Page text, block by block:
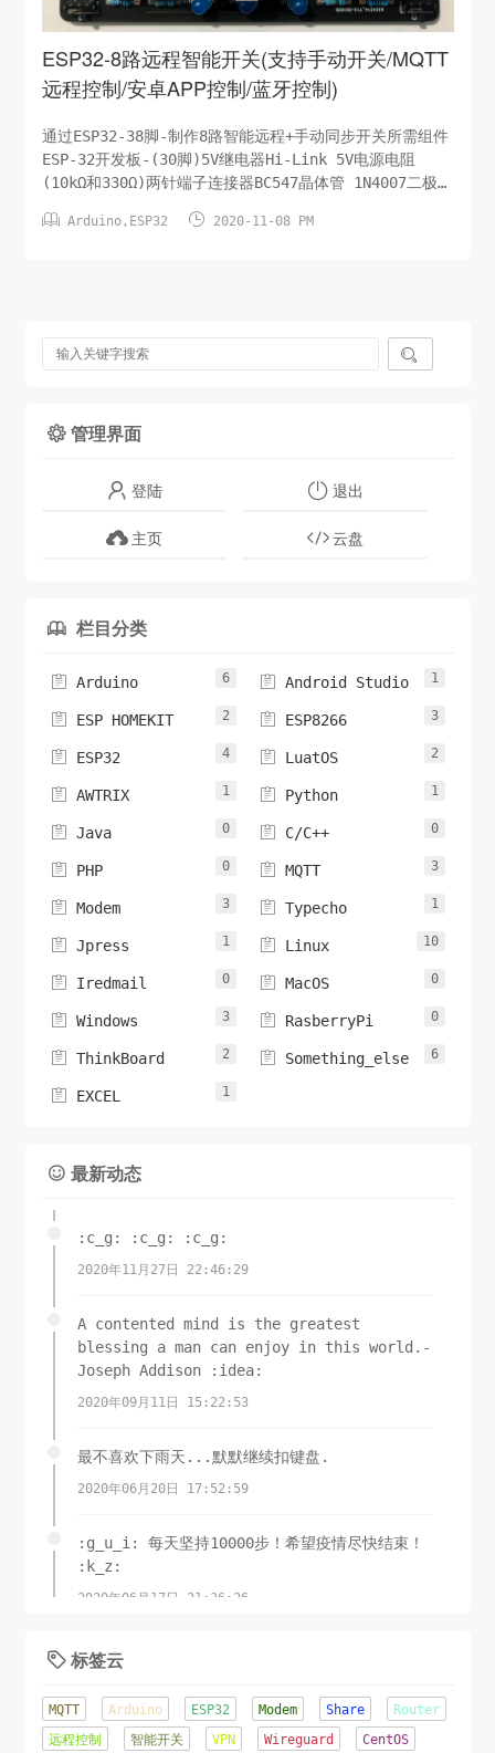
ESP32-8路远程智能开关(支持手动开关/MQTT
远程控制/安卓APP控制/蓝牙控制)
通过ESP32-38脚-制作8路智能远程+手动同步开关所需组件
ESP-32开发板-(30脚)5V继电器Hi-Link 5V电源电阻
(10kΩ和330Ω)两针端子连接器BC547晶体管 1N4007二极管
Code源码此处省略/待分享PCB设计图及分享下载在
 Arduino, ESP32  2020-11-08 PM

 管理界面
登陆 退出
主页 云盘
 栏目分类
 Arduino 6  Android Studio 1
 ESP HOMEKIT 2  ESP8266 3
 ESP32 4  LuatOS 2
 AWTRIX 1  Python 1
 Java 0  C/C++ 0
 PHP 0  MQTT 3
 Modem 3  Typecho 1
 Jpress 1  Linux 10
 Iredmail 0  MacOS 0
 Windows 3  RasberryPi 0
 ThinkBoard 2  Something_else 6
 EXCEL 1
 最新动态
:c_g: :c_g: :c_g:
2020年11月27日 22:46:29
A contented mind is the greatest
blessing a man can enjoy in this world.-
Joseph Addison :idea:
2020年09月11日 15:22:53
最不喜欢下雨天...默默继续扣键盘.
2020年06月20日 17:52:59
:g_u_i: 每天坚持10000步！希望疫情尽快结束！
:k_z:
2020年06月17日 21:36:26
锲而舍之，朽木不折;锲而不舍，金石可镂.-荀子
这才是夏天该有的样子！
 标签云
MQTT Arduino ESP32 Modem Share
Router
远程控制
智能开关 VPN Wireguard CentOS